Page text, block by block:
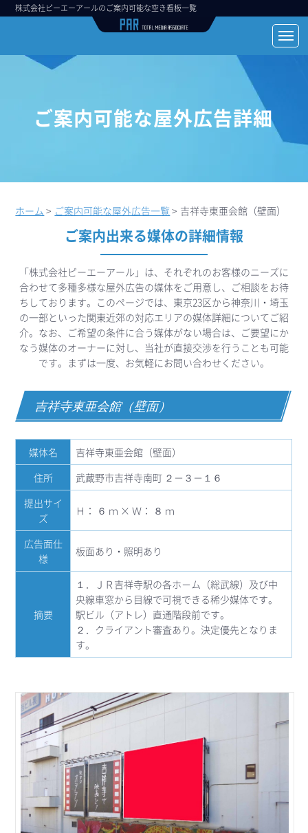
株式会社ピーエーアールのご案内可能な空き看板一覧
ご案内可能な屋外広告詳細
ホーム > ご案内可能な屋外広告一覧 > 吉祥寺東亜会館（壁面）
ご案内出来る媒体の詳細情報
「株式会社ピーエーアール」は、それぞれのお客様のニーズに
合わせて多種多様な屋外広告の媒体をご用意し、ご相談をお待
ちしております。このページでは、東京23区から神奈川・埼玉
の一部といった関東近郊の対応エリアの媒体詳細についてご紹
介。なお、ご希望の条件に合う媒体がない場合は、ご要望にか
なう媒体のオーナーに対し、当社が直接交渉を行うことも可能
です。まずは一度、お気軽にお問い合わせください。
吉祥寺東亜会館（壁面）
媒体名
吉祥寺東亜会館（壁面）
住所
武蔵野市吉祥寺南町 ２－３－１６
提出サイ
ズ
Ｈ： ６ ｍ × Ｗ： ８ ｍ
広告面仕
様
板面あり・照明あり
摘要
１．ＪＲ吉祥寺駅の各ホ－ム（総武線）及び中
央線車窓から目線で可視できる稀少媒体です。
駅ビル（アトレ）直通階段前です。
２．クライアント審査あり。決定優先となりま
す。